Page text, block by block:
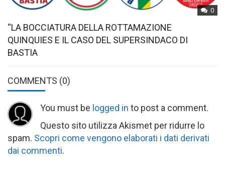
0
“LA BOCCIATURA DELLA ROTTAMAZIONE
QUINQUIES E IL CASO DEL SUPERSINDACO DI
BASTIA
COMMENTS (0)
You must be logged in to post a comment.
Questo sito utilizza Akismet per ridurre lo
spam. Scopri come vengono elaborati i dati derivati
dai commenti.